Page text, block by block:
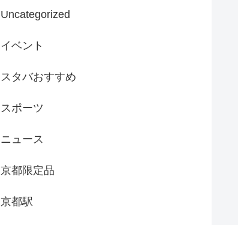
Uncategorized
イベント
スタバおすすめ
スポーツ
ニュース
京都限定品
京都駅